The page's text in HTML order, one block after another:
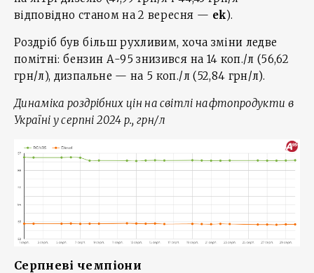
відповідно станом на 2 вересня — ek).
Роздріб був більш рухливим, хоча зміни ледве
помітні: бензин А-95 знизився на 14 коп./л (56,62
грн/л), дизпальне — на 5 коп./л (52,84 грн/л).
Динаміка роздрібних цін на світлі нафтопродукти в
Україні у серпні 2024 р., грн/л
Серпневі чемпіони